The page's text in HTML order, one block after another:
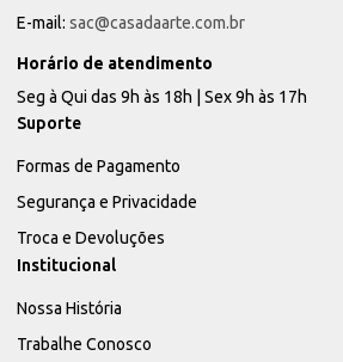
E-mail: sac@casadaarte.com.br
Horário de atendimento
Seg à Qui das 9h às 18h | Sex 9h às 17h
Suporte
Formas de Pagamento
Segurança e Privacidade
Troca e Devoluções
Institucional
Nossa História
Trabalhe Conosco